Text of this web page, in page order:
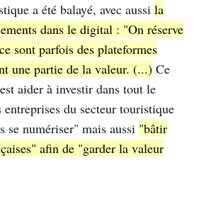
a été balayé, avec aussi la
dans le digital : "On réserve
sont parfois des plateformes
une partie de la valeur. (...) Ce
aider à investir dans tout le
entreprises du secteur touristique
se numériser" mais aussi "bâtir
afin de "garder la valeur